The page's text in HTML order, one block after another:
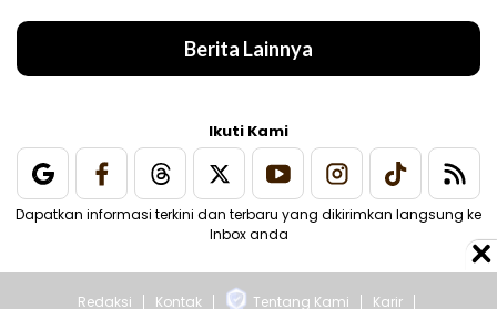
Berita Lainnya
Ikuti Kami
Dapatkan informasi terkini dan terbaru yang dikirimkan langsung ke
Inbox anda
Redaksi Kontak Tentang Kami Karir